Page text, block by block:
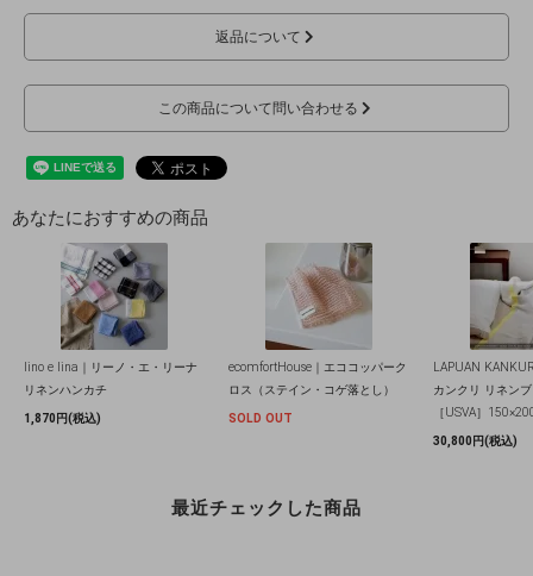
返品について
この商品について問い合わせる
あなたにおすすめの商品
lino e lina｜リーノ・エ・リーナ
リネンハンカチ
1,870円(税込)
ecomfortHouse｜エココッパーク
ロス（ステイン・コゲ落とし）
SOLD OUT
LAPUAN
カンクリ リネン
［USVA］
30,800円(税込)
最近チェックした商品